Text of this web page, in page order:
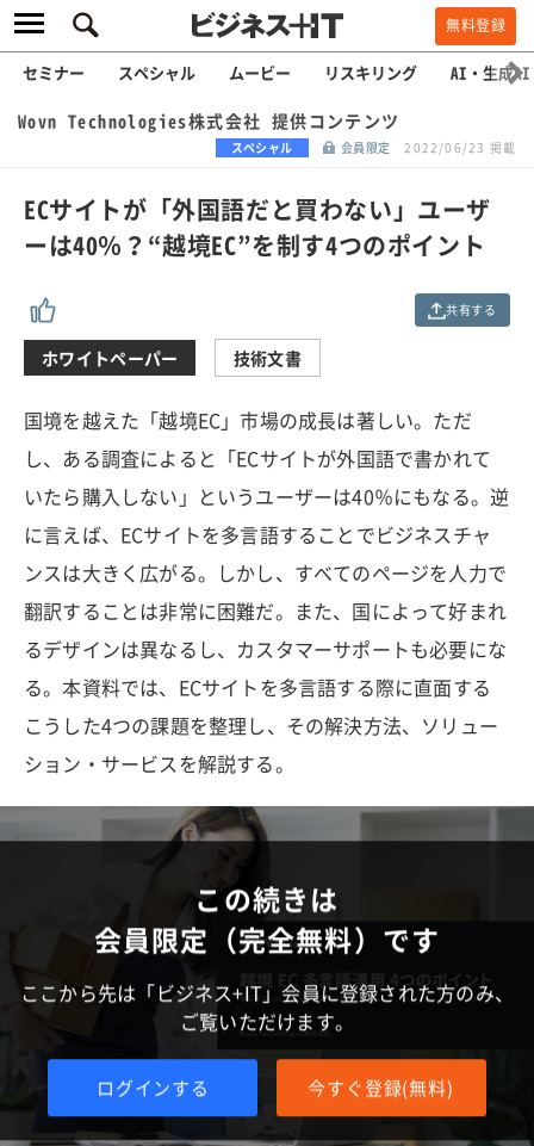
無料登録
セミナー スペシャル ムービー リスキリング AI・生成AI
Wovn Technologies株式会社 提供コンテンツ
スペシャル 会員限定 2022/06/23 掲載
ECサイトが「外国語だと買わない」ユーザ
ーは40％？“越境EC”を制す4つのポイント
共有する
ホワイトペーパー 技術文書
国境を越えた「越境EC」市場の成長は著しい。ただ
し、ある調査によると「ECサイトが外国語で書かれて
いたら購入しない」というユーザーは40％にもなる。逆
に言えば、ECサイトを多言語することでビジネスチャ
ンスは大きく広がる。しかし、すべてのページを人力で
翻訳することは非常に困難だ。また、国によって好まれ
るデザインは異なるし、カスタマーサポートも必要にな
る。本資料では、ECサイトを多言語する際に直面する
こうした4つの課題を整理し、その解決方法、ソリュー
ション・サービスを解説する。
この続きは
会員限定（完全無料）です
ここから先は「ビジネス+IT」会員に登録された方のみ、
ご覧いただけます。
ログインする 今すぐ登録(無料)